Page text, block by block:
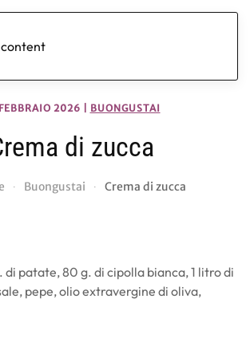
2026 BUONGUSTAI
di zucca
Buongustai Crema di zucca
di patate, 80 g. di cipolla bianca, 1 litro di
pepe, olio extravergine di oliva,